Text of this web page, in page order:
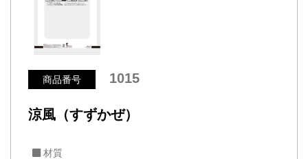
商品番号 1015
涼風（すずかぜ）
材質